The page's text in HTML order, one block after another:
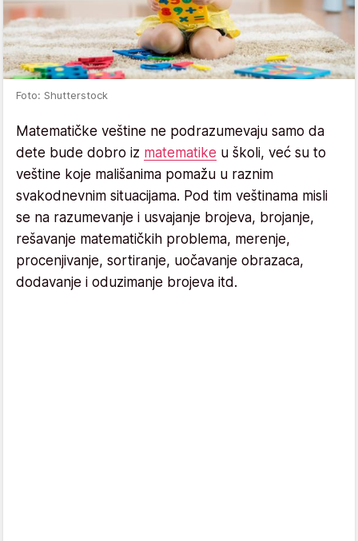
Foto: Shutterstock
Matematičke veštine ne podrazumevaju samo da
dete bude dobro iz matematike u školi, već su to
veštine koje mališanima pomažu u raznim
svakodnevnim situacijama. Pod tim veštinama misli
se na razumevanje i usvajanje brojeva, brojanje,
rešavanje matematičkih problema, merenje,
procenjivanje, sortiranje, uočavanje obrazaca,
dodavanje i oduzimanje brojeva itd.